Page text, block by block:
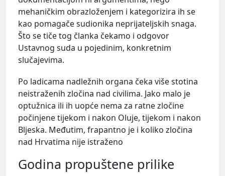
mehaničkim obrazloženjem i kategorizira ih se
kao pomagače sudionika neprijateljskih snaga.
Što se tiče tog članka čekamo i odgovor
Ustavnog suda u pojedinim, konkretnim
slučajevima.
Po ladicama nadležnih organa čeka više stotina
neistraženih zločina nad civilima. Jako malo je
optužnica ili ih uopće nema za ratne zločine
počinjene tijekom i nakon Oluje, tijekom i nakon
Bljeska. Međutim, frapantno je i koliko zločina
nad Hrvatima nije istraženo
Godina propuštene prilike